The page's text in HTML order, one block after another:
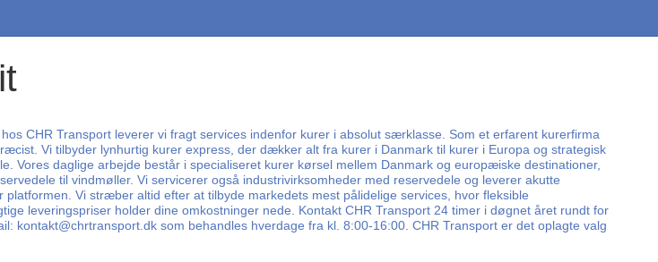
CHR Transport leverer vi fragt services indenfor kurer i absolut særklasse. Som et erfarent kurerfirma
Vi tilbyder lynhurtig kurer express, der dækker alt fra kurer i Danmark til kurer i Europa og strategisk
Vores daglige arbejde består i specialiseret kurer kørsel mellem Danmark og europæiske destinationer,
til vindmøller. Vi servicerer også industrivirksomheder med reservedele og leverer akutte
Vi stræber altid efter at tilbyde markedets mest pålidelige services, hvor fleksible
leveringspriser holder dine omkostninger nede. Kontakt CHR Transport 24 timer i døgnet året rundt for
kontakt@chrtransport.dk som behandles hverdage fra kl. 8:00-16:00. CHR Transport er det oplagte valg